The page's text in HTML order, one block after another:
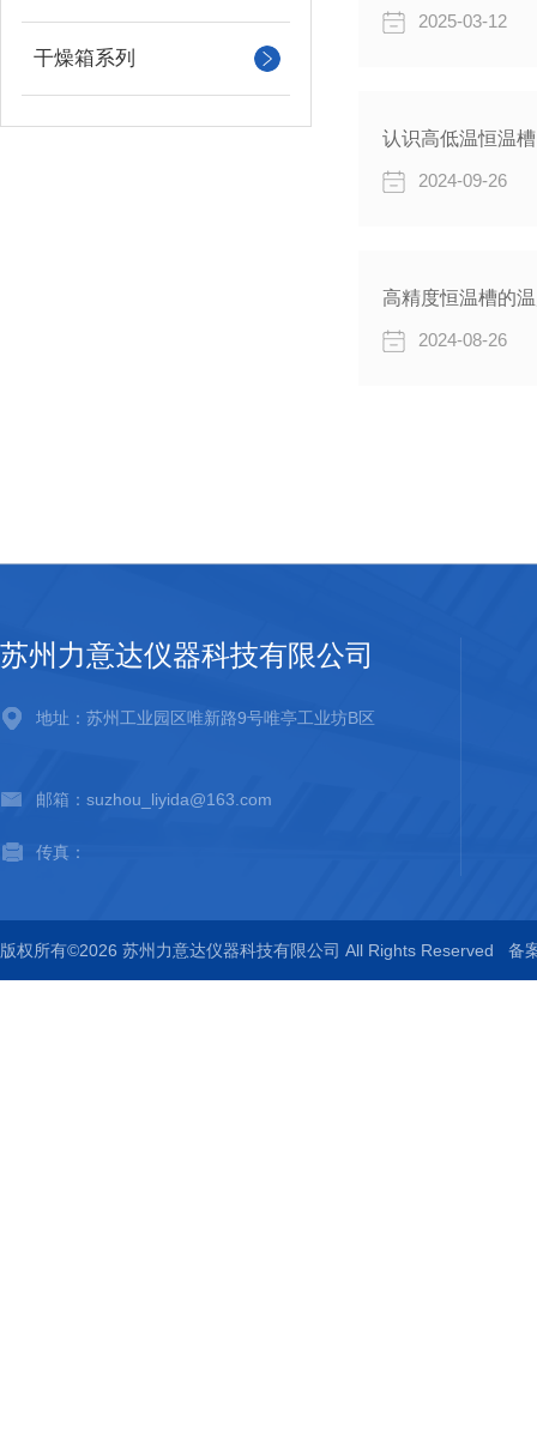
干燥箱系列
2025-03-12
认识高低温恒温
2024-09-26
高精度恒温槽的
2024-08-26
苏州力意达仪器科技有限公司
地址：苏州工业园区唯新路9号唯亭工业坊B区
邮箱：suzhou_liyida@163.com
传真：
版权所有©2026 苏州力意达仪器科技有限公司 All Rights Reserved 备